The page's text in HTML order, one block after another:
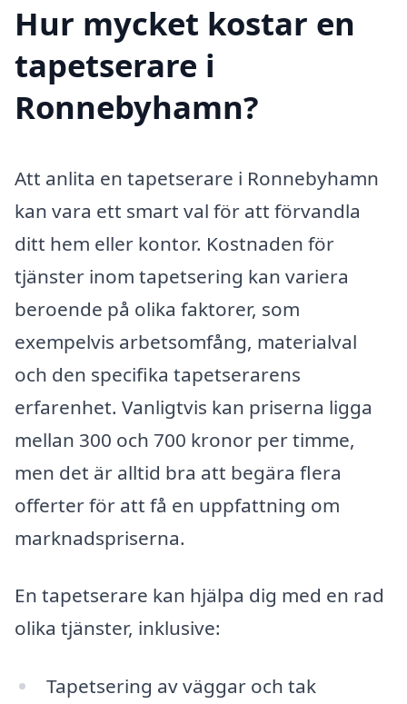
Hur mycket kostar en
tapetserare i
Ronnebyhamn?
Att anlita en tapetserare i Ronnebyhamn
kan vara ett smart val för att förvandla
ditt hem eller kontor. Kostnaden för
tjänster inom tapetsering kan variera
beroende på olika faktorer, som
exempelvis arbetsomfång, materialval
och den specifika tapetserarens
erfarenhet. Vanligtvis kan priserna ligga
mellan 300 och 700 kronor per timme,
men det är alltid bra att begära flera
offerter för att få en uppfattning om
marknadspriserna.
En tapetserare kan hjälpa dig med en rad
olika tjänster, inklusive:
Tapetsering av väggar och tak